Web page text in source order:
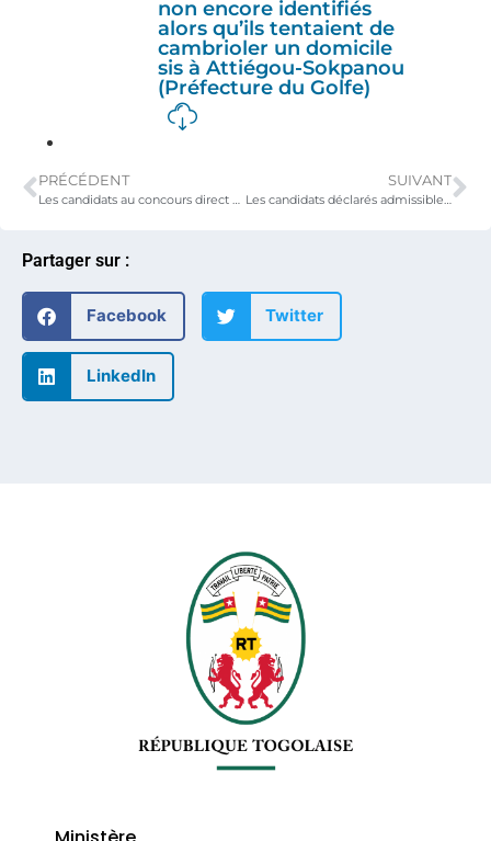
Partager sur :
Facebook Twitter
LinkedIn
non encore identifiés
alors qu’ils tentaient de
cambrioler un domicile
sis à Attiégou-Sokpanou
(Préfecture du Golfe)
PRÉCÉDENT SUIVANT